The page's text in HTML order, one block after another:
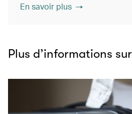
En savoir plus
Plus d’informations